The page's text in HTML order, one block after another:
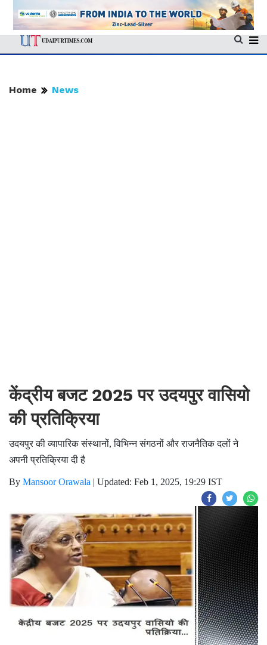
Home News
केंद्रीय बजट 2025 पर उदयपुर वासियो
की प्रतिक्रिया
उदयपुर की व्यापारिक संस्थानों, विभिन्न संगठनों और राजनैतिक दलों ने
अपनी प्रतिक्रिया दी है
By Mansoor Orawala | Updated: Feb 1, 2025, 19:29 IST